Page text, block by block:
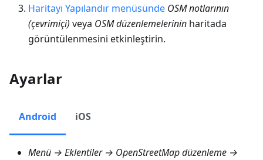
Haritayı Yapılandır menüsünde OSM notlarının
(çevrimiçi) veya OSM düzenlemelerinin haritada
görüntülenmesini etkinleştirin.
Ayarlar
Android iOS
Menü → Eklentiler → OpenStreetMap düzenleme →